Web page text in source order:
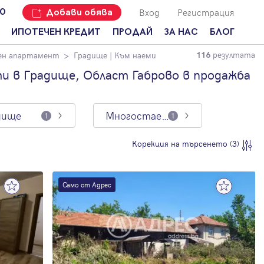
Добави обява Вход Регистрация
ИПОТЕЧЕН КРЕДИТ ПРОДАЙ
Добави
имот с
Адрес?
ЗА НАС
Наши офиси
Кариери
Кои сме ние?
Мениджмънт
Address Run
Франчайз
въпроси
БЛОГ
За продавачи
За купувачи
Ипотечно
наемодатели
наематели
Анализ на
Новини
апартамент Градище | Към наеми 116 резултата
в Градище, Област Габрово в продажба
1 Многостаен апартамент 1
Корекция на търсенето (3)
Само от Адрес